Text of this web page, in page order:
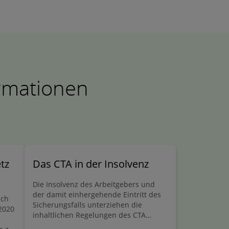
Das CTA in der Insolvenz
Die Insolvenz des Arbeitgebers und
der damit einhergehende Eintritt des
Sicherungsfalls unterziehen die
inhaltlichen Regelungen des CTA